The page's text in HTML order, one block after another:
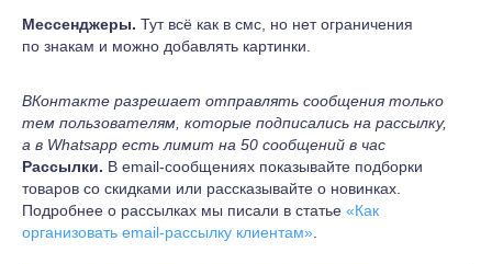
Мессенджеры. Тут всё как в смс, но нет ограничения
по знакам и можно добавлять картинки.
ВКонтакте разрешает отправлять сообщения только
тем пользователям, которые подписались на рассылку,
а в Whatsapp есть лимит на 50 сообщений в час
Рассылки. В email-сообщениях показывайте подборки
товаров со скидками или рассказывайте о новинках.
Подробнее о рассылках мы писали в статье «Как
организовать email-рассылку клиентам»